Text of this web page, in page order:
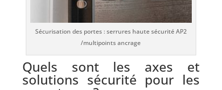
Sécurisation des portes : serrures haute sécurité AP2
/multipoints ancrage
Quels sont les axes et
solutions sécurité pour les